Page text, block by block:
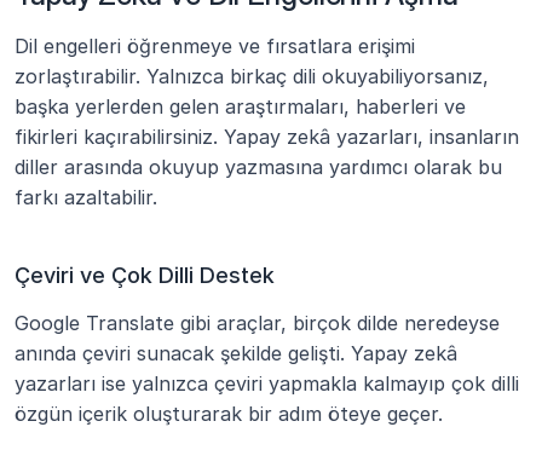
Dil engelleri öğrenmeye ve fırsatlara erişimi
zorlaştırabilir. Yalnızca birkaç dili okuyabiliyorsanız,
başka yerlerden gelen araştırmaları, haberleri ve
fikirleri kaçırabilirsiniz. Yapay zekâ yazarları, insanların
diller arasında okuyup yazmasına yardımcı olarak bu
farkı azaltabilir.
Çeviri ve Çok Dilli Destek
Google Translate gibi araçlar, birçok dilde neredeyse
anında çeviri sunacak şekilde gelişti. Yapay zekâ
yazarları ise yalnızca çeviri yapmakla kalmayıp çok dilli
özgün içerik oluşturarak bir adım öteye geçer.